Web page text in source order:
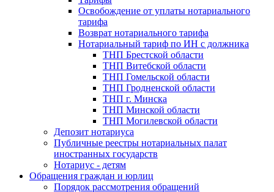
Освобождение от уплаты нотариального
тарифа
Возврат нотариального тарифа
Нотариальный тариф по ИН с должника
ТНП Брестской области
ТНП Витебской области
ТНП Гомельской области
ТНП Гродненской области
ТНП г. Минска
ТНП Минской области
ТНП Могилевской области
Депозит нотариуса
Публичные реестры нотариальных палат
иностранных государств
Нотариус - детям
Обращения граждан и юрлиц
Порядок рассмотрения обращений